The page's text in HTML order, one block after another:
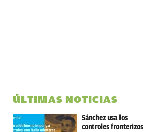
ÚLTIMAS NOTICIAS
Sánchez usa los
controles fronterizos